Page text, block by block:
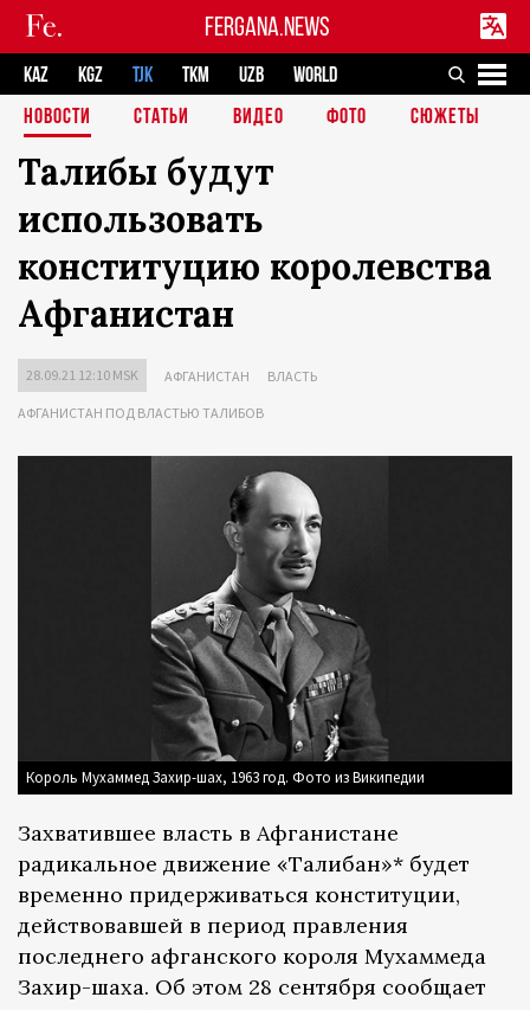
FERGANA.NEWS
KAZ KGZ TJK TKM UZB
WORLD
НОВОСТИ
СТАТЬИ ВИДЕО ФОТО СЮЖЕТЫ
Талибы будут
использовать
конституцию королевства
Афганистан
28.09.21 12:10 MSK АФГАНИСТАН ВЛАСТЬ
АФГАНИСТАН ПОД ВЛАСТЬЮ ТАЛИБОВ
Король Мухаммед Захир-шах, 1963 год. Фото из Википедии
Захватившее власть в Афганистане
радикальное движение «Талибан»* будет
временно придерживаться конституции,
действовавшей в период правления
последнего афганского короля Мухаммеда
Захир-шаха. Об этом 28 сентября сообщает